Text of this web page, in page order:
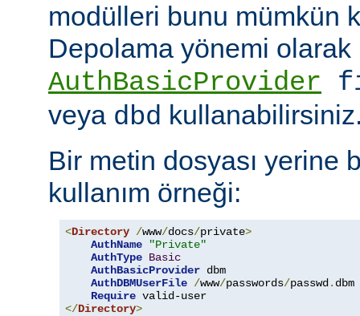
modülleri bunu mümkün
Depolama yönemi olarak
AuthBasicProvider
veya dbd
Bir metin dosyası yerine
kullanım örneği:
<Directory /www/docs/private>
AuthName
"Private"
AuthType Basic
AuthBasicProvider dbm
AuthDBMUserFile /www/passwords/passwd . dbm
Require
</Directory>